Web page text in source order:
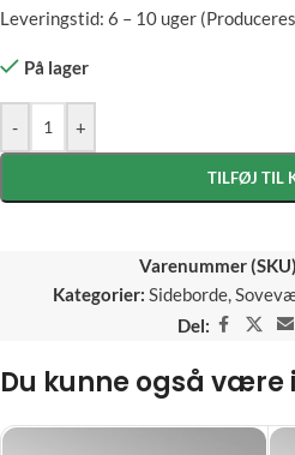
Leveringstid: 6 – 10 uger
På lager
- +
TILFØJ TIL
Varenummer
Kategorier: Sideborde,
Del:
Du kunne også være